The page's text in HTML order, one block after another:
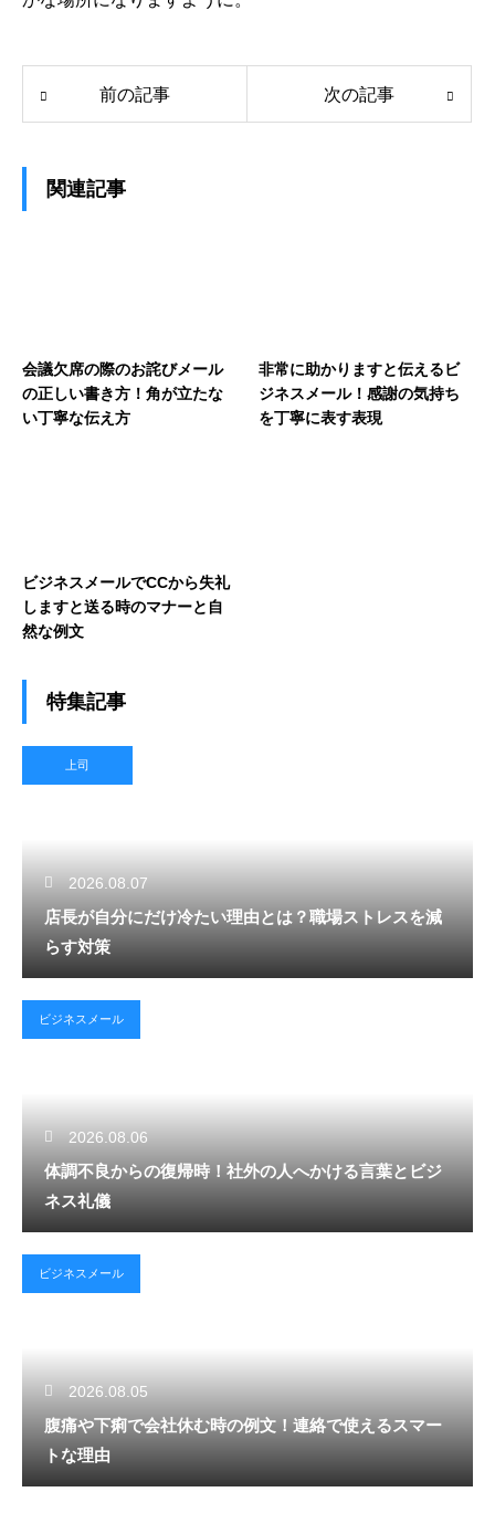
前の記事 次の記事
関連記事
会議欠席の際のお詫びメール
の正しい書き方！角が立たな
い丁寧な伝え方
非常に助かりますと伝えるビ
ジネスメール！感謝の気持ち
を丁寧に表す表現
ビジネスメールでCCから失礼
しますと送る時のマナーと自
然な例文
特集記事
上司
2026.08.07
店長が自分にだけ冷たい理由とは？職場ストレスを減
らす対策
ビジネスメール
2026.08.06
体調不良からの復帰時！社外の人へかける言葉とビジ
ネス礼儀
ビジネスメール
2026.08.05
腹痛や下痢で会社休む時の例文！連絡で使えるスマー
トな理由